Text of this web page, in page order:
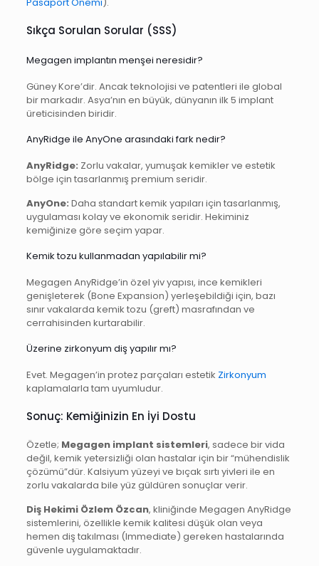
Sıkça Sorulan Sorular (SSS)
Megagen implantın menşei neresidir?
Güney Kore’dir. Ancak teknolojisi ve patentleri ile global
bir markadır. Asya’nın en büyük, dünyanın ilk 5 implant
üreticisinden biridir.
AnyRidge ile AnyOne arasındaki fark nedir?
AnyRidge: Zorlu vakalar, yumuşak kemikler ve estetik
bölge için tasarlanmış premium seridir.
AnyOne: Daha standart kemik yapıları için tasarlanmış,
uygulaması kolay ve ekonomik seridir. Hekiminiz
kemiğinize göre seçim yapar.
Kemik tozu kullanmadan yapılabilir mi?
Megagen AnyRidge’in özel yiv yapısı, ince kemikleri
genişleterek (Bone Expansion) yerleşebildiği için, bazı
sınır vakalarda kemik tozu (greft) masrafından ve
cerrahisinden kurtarabilir.
Üzerine zirkonyum diş yapılır mı?
Evet. Megagen’in protez parçaları estetik Zirkonyum
kaplamalarla tam uyumludur.
Sonuç: Kemiğinizin En İyi Dostu
Özetle; Megagen implant sistemleri, sadece bir vida
değil, kemik yetersizliği olan hastalar için bir “mühendislik
çözümü”dür. Kalsiyum yüzeyi ve bıçak sırtı yivleri ile en
zorlu vakalarda bile yüz güldüren sonuçlar verir.
Diş Hekimi Özlem Özcan, kliniğinde Megagen AnyRidge
sistemlerini, özellikle kemik kalitesi düşük olan veya
hemen diş takılması (Immediate) gereken hastalarında
güvenle uygulamaktadır.